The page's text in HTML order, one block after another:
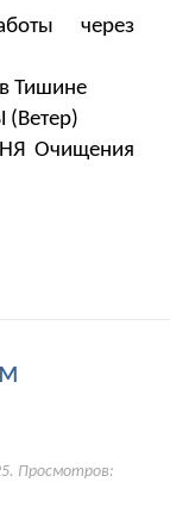
через
Тишине
(Ветер)
Очищения
. Просмотров: